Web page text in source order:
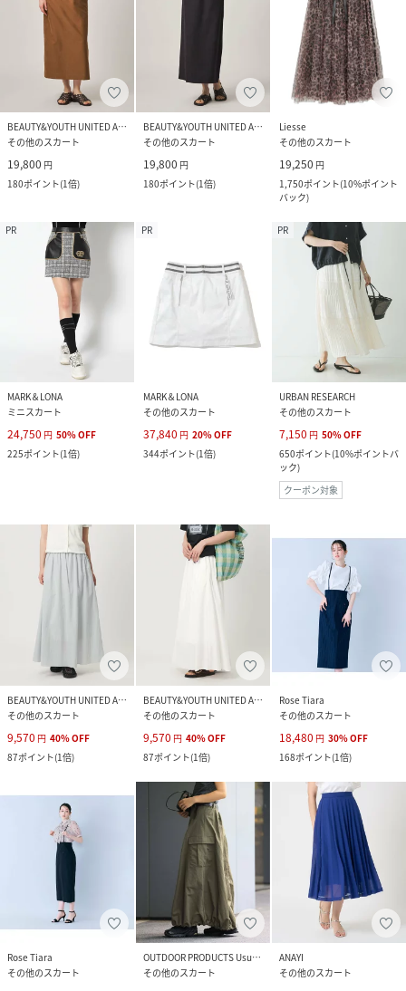
BEAUTY&YOUTH UNITED ARROWS
その他のスカート
19,800 円
180ポイント(1倍)
BEAUTY&YOUTH UNITED ARROWS
その他のスカート
19,800 円
180ポイント(1倍)
Liesse
その他のスカート
19,250 円
1,750ポイント(10%ポイント
バック)
PR
MARK＆LONA
ミニスカート
24,750 円 50%OFF
225ポイント(1倍)
PR
MARK＆LONA
その他のスカート
37,840 円 20%OFF
344ポイント(1倍)
PR
URBAN RESEARCH
その他のスカート
7,150 円 50%OFF
650ポイント(10%ポイントバ
ック)
クーポン対象
BEAUTY&YOUTH UNITED ARROWS
その他のスカート
9,570 円 40%OFF
87ポイント(1倍)
BEAUTY&YOUTH UNITED ARROWS
その他のスカート
9,570 円 40%OFF
87ポイント(1倍)
Rose Tiara
その他のスカート
18,480 円 30%OFF
168ポイント(1倍)
Rose Tiara
その他のスカート
OUTDOOR PRODUCTS Usual Things
その他のスカート
ANAYI
その他のスカート